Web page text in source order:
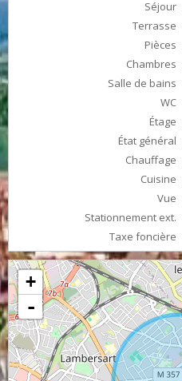
Séjour
Terrasse
Pièces
Chambres
Salle de bains
WC
Étage
État général
Chauffage
Cuisine
Vue
Stationnement ext.
Taxe foncière
+
-